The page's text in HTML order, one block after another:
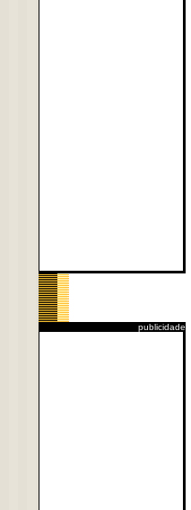
publicidade